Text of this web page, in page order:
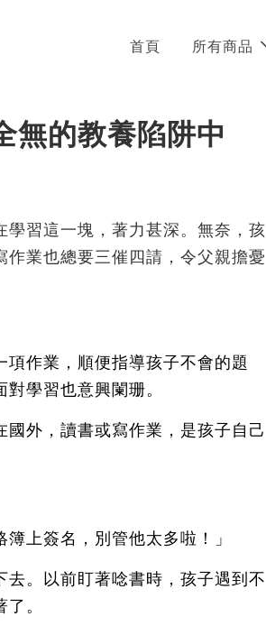
首頁 所有商品
無的教養陷阱中
習這一塊，著力甚深。無奈，孩
業也總要三催四請，令父親擔憂
作業，順便指導孩子不會的題
學習也意興闌珊。
外，讀書或寫作業，是孩子自己
上簽名，別管他太多啦！」
。以前盯著唸書時，孩子遇到不
。